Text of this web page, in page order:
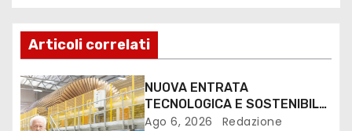
Articoli correlati
NUOVA ENTRATA
TECNOLOGICA E SOSTENIBILE
PER I MEZZI PESANTI ALLA
Ago 6, 2026 Redazione